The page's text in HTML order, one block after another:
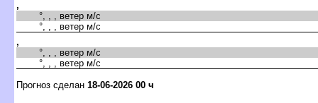
,
°, , , ветер м/с
°, , , ветер м/с
,
°, , , ветер м/с
°, , , ветер м/с
Прогноз сделан 18-06-2026 00 ч